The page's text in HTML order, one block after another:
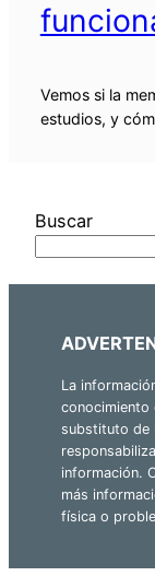
Vemos si la
estudios, y
Buscar
La
conocimiento
substituto de
información.
más
física o